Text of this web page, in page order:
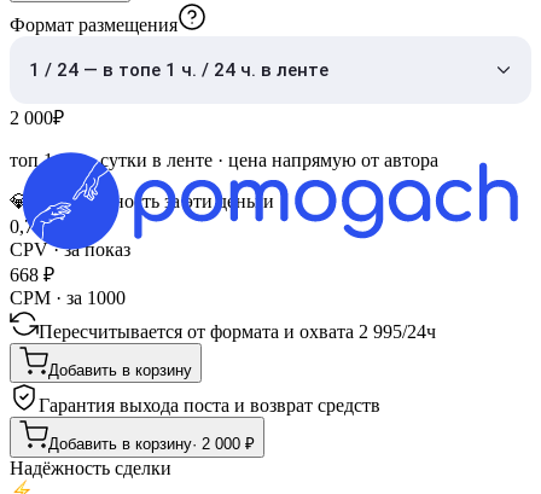
Формат размещения
1 / 24 — в топе 1 ч. / 24 ч. в ленте
2 000₽
топ 1 час·сутки в ленте · цена напрямую от автора
💎
Эффективность за эти деньги
0,7 ₽
CPV · за показ
668 ₽
CPM · за 1000
Пересчитывается от формата и охвата 2 995/24ч
Добавить в корзину
Гарантия выхода поста и возврат средств
Добавить в корзину· 2 000 ₽
Надёжность сделки